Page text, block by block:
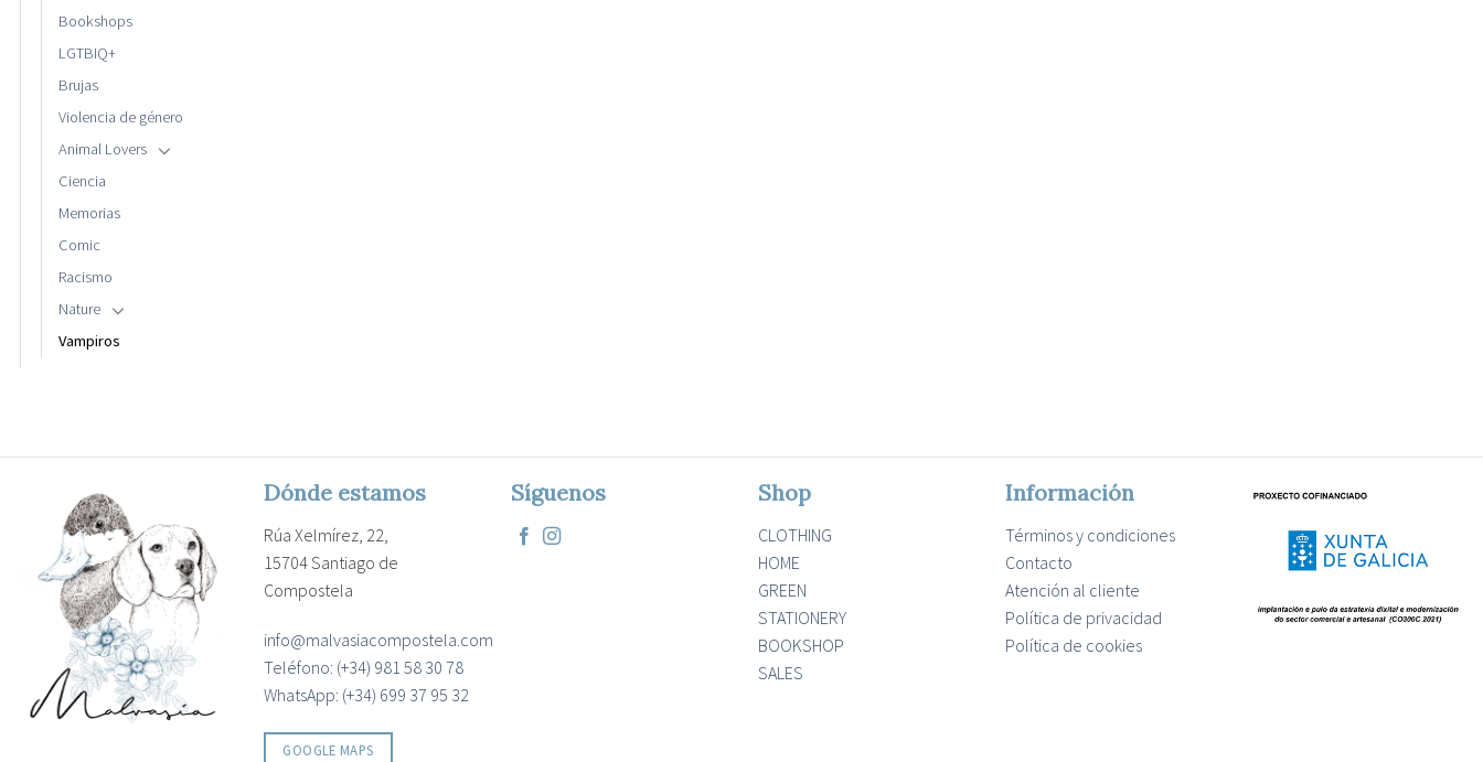
Bookshops
LGTBIQ+
Brujas
Violencia de género
Animal Lovers
Ciencia
Memorias
Comic
Racismo
Nature
Vampiros
Dónde estamos
Rúa Xelmírez, 22,
15704 Santiago de
Compostela
info@malvasiacompostela.com
Teléfono: (+34) 981 58 30 78
WhatsApp: (+34) 699 37 95 32
GOOGLE MAPS
Síguenos Shop
CLOTHING
HOME
GREEN
STATIONERY
BOOKSHOP
SALES
Información
Términos y condiciones
Contacto
Atención al cliente
Política de privacidad
Política de cookies